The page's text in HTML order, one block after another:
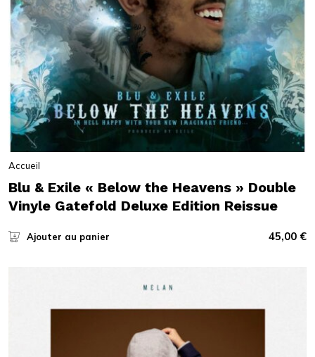
Accueil
Blu & Exile « Below the Heavens » Double
Vinyle Gatefold Deluxe Edition Reissue
Ajouter au panier 45,00 €